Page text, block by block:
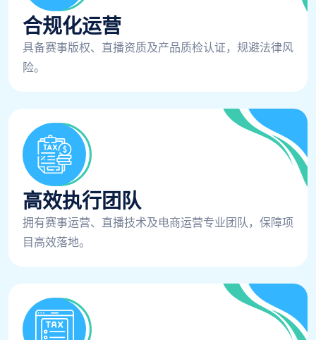
合规化运营
具备赛事版权、直播资质及产品质检认证，规避法律风
险。
高效执行团队
拥有赛事运营、直播技术及电商运营专业团队，保障项
目高效落地。